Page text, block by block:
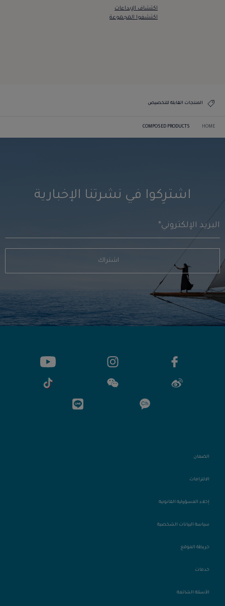
اكتشاف الإبداعات
اكتشفوا المجموعة
المنتجات القابلة للتخصيص
HOME
COMPOSED PRODUCTS
اشترِكوا في نشرتنا الإخبارية
اشتراك
الضمان
الالتزامات
إخلاء المسؤولية القانونية
سياسة البيانات الشخصية
خريطة الموقع
خدمات
الأسئلة الشائعة